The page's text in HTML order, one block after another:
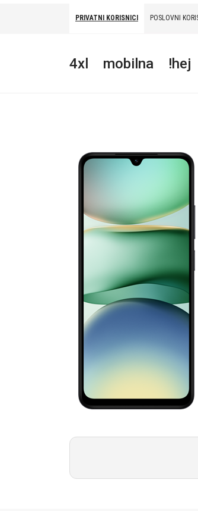
PRIVATNI KORISNICI POSLOVNI
4xl mobilna !hej
TELEFONSKI IMENIK